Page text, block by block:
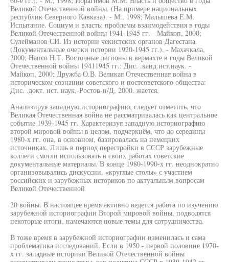
Великой Отечественной войны. (На примере национальных
республик Северного Кавказа). - М., 1998; Малышева Е.М.
Испытание. Социум и власть: проблемы взаимодействия в годы
Великой Отечественной войны 1941-1945 гг. - Майкоп, 2000;
Сулейманов СИ. Из истории чекистских органов Дагестана.
(Документальные очерки истории 1920-1945 гг.). - Махачкала,
2000; Напсо Н.Т. Восточные легионы в вермахте в годы Великой
Отечественной войны 19411945 гг.: Дис. .канд.ист.наук. -
Майкоп, 2000; Дружба О.В. Великая Отечественная война в
историческом сознании советского и постсоветского общества:
Дис. .докт. ист. наук,-Ростов-н/Д, 2000. жается.
Анализируя западную историографию, следует отметить, что
Великая Отечественная война не рассматривалась как центральное
событие 1939-1945 гг. Характеризуя западную историографию
второй мировой войны в целом, подчеркнём, что до середины
1980-х гг. она, в основном, базировалась на немецких
источниках. Лишь в период перестройки в СССР зарубежные
коллеги смогли использовать в своих работах советские
документальные материалы. В конце 1980-1990-х гг. неоднократно
организовывались дискуссии, «круглые столы» с участием
российских и зарубежных историков по актуальным вопросам
Великой Отечественной
20 войны. В настоящее время активно ведется работа по изучению
зарубежной историографии Второй мировой войны, подводятся
некоторые итоги, намечаются новые темы для сотрудничества.
В тоже время в зарубежной историографии изменилась и сама
проблематика исследований. Если в 1950 - первой половине 1970-
х гг. западные историки Великой Отечественной войны